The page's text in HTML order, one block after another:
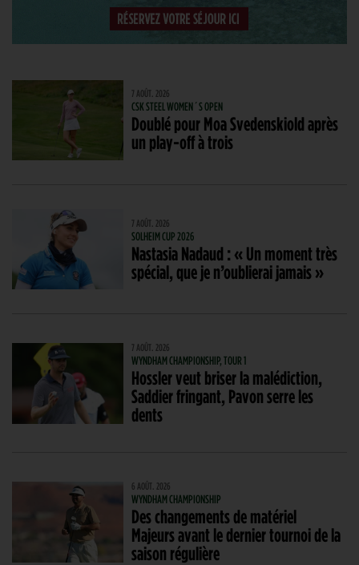
7 AOÛT. 2026
CSK STEEL WOMEN´S OPEN
Doublé pour Moa Svedenskiold après
un play-off à trois
7 AOÛT. 2026
SOLHEIM CUP 2026
Nastasia Nadaud : « Un moment très
spécial, que je n’oublierai jamais »
7 AOÛT. 2026
WYNDHAM CHAMPIONSHIP, TOUR 1
Hossler veut briser la malédiction,
Saddier fringant, Pavon serre les
dents
6 AOÛT. 2026
WYNDHAM CHAMPIONSHIP
Des changements de matériel
Majeurs avant le dernier tournoi de la
saison régulière